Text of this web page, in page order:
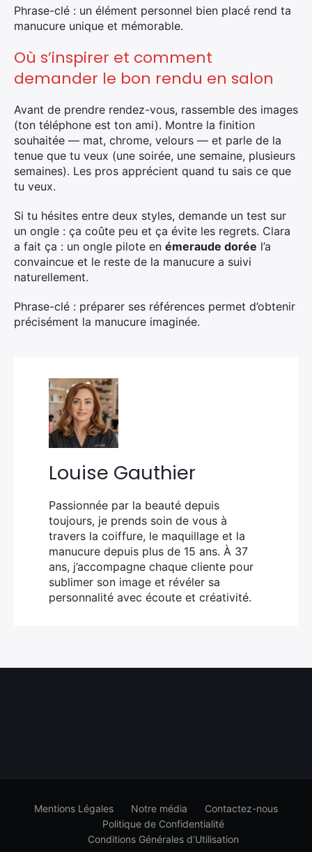
Phrase-clé : un élément personnel bien placé rend ta
manucure unique et mémorable.
Où s’inspirer et comment
demander le bon rendu en salon
Avant de prendre rendez-vous, rassemble des images
(ton téléphone est ton ami). Montre la finition
souhaitée — mat, chrome, velours — et parle de la
tenue que tu veux (une soirée, une semaine, plusieurs
semaines). Les pros apprécient quand tu sais ce que
tu veux.
Si tu hésites entre deux styles, demande un test sur
un ongle : ça coûte peu et ça évite les regrets. Clara
a fait ça : un ongle pilote en émeraude dorée l’a
convaincue et le reste de la manucure a suivi
naturellement.
Phrase-clé : préparer ses références permet d’obtenir
précisément la manucure imaginée.
Louise Gauthier
Passionnée par la beauté depuis
toujours, je prends soin de vous à
travers la coiffure, le maquillage et la
manucure depuis plus de 15 ans. À 37
ans, j’accompagne chaque cliente pour
sublimer son image et révéler sa
personnalité avec écoute et créativité.
Mentions Légales Notre média
Contactez-nous
Politique de Confidentialité
Conditions Générales d’Utilisation